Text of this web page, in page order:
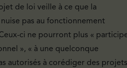
de loi veille à ce que la
pas au fonctionnement
ci ne pour­ront plus «
», « à une quelconque
autorisés à corédiger des projets